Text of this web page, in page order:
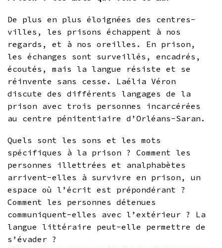
De plus en plus éloignées des centres-
villes, les prisons échappent à nos
regards, et à nos oreilles. En prison,
les échanges sont surveillés, encadrés,
écoutés, mais la langue résiste et se
réinvente sans cesse. Laélia Véron
discute des différents langages de la
prison avec trois personnes incarcérées
au centre pénitentiaire d’Orléans-Saran.
Quels sont les sons et les mots
spécifiques à la prison ? Comment les
personnes illettrées et analphabètes
arrivent-elles à survivre en prison, un
espace où l’écrit est prépondérant ?
Comment les personnes détenues
communiquent-elles avec l’extérieur ? La
langue littéraire peut-elle permettre de
s’évader ?